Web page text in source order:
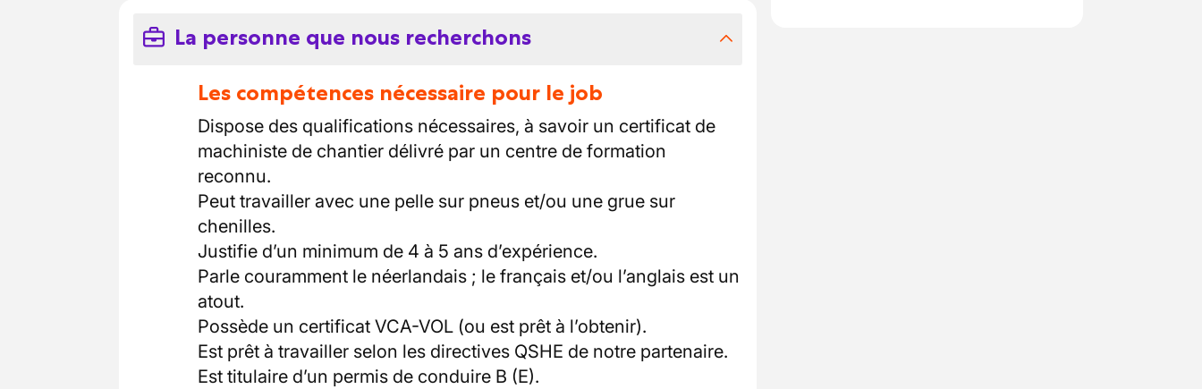
La personne que nous recherchons
Les compétences nécessaire pour le job
Dispose des qualifications nécessaires, à savoir un certificat de
machiniste de chantier délivré par un centre de formation
reconnu.
Peut travailler avec une pelle sur pneus et/ou une grue sur
chenilles.
Justifie d’un minimum de 4 à 5 ans d’expérience.
Parle couramment le néerlandais ; le français et/ou l’anglais est un
atout.
Possède un certificat VCA-VOL (ou est prêt à l’obtenir).
Est prêt à travailler selon les directives QSHE de notre partenaire.
Est titulaire d’un permis de conduire B (E).